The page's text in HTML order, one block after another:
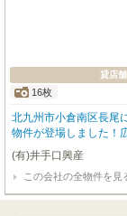
貸店
16枚
北九州市小倉南区長尾
物件が登場しました！
なビジネスニーズに対
口」駅まで徒歩10分と
イレブン」や徒歩5分
「マックスバリュ」も
(有)井手口興産
この会社の全物件を見